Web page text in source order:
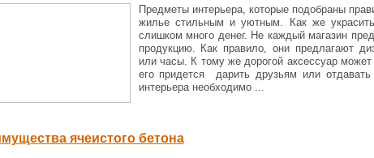
Предметы интерьера, которые подобраны
жилье стильным и уютным. Как же
слишком много денег. Не каждый магазин
продукцию. Как правило, они предлагают
или часы. К тому же дорогой аксессуар
его придется дарить друзьям или
интерьера необходимо ...
ячеистого бетона